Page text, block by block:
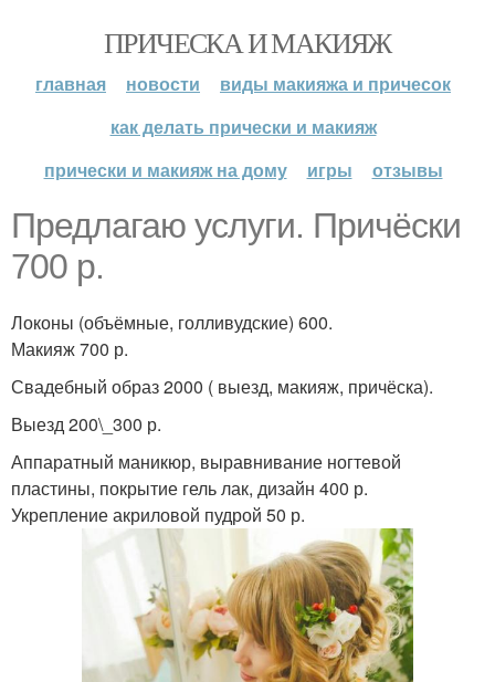
ПРИЧЕСКА И МАКИЯЖ
главная новости
виды макияжа и причесок
как делать прически и макияж
прически и макияж на дому
игры отзывы
Предлагаю услуги. Причёски
700 р.
Локоны (объёмные, голливудские) 600.
Макияж 700 р.
Свадебный образ 2000 ( выезд, макияж, причёска).
Выезд 200\_300 р.
Аппаратный маникюр, выравнивание ногтевой
пластины, покрытие гель лак, дизайн 400 р.
Укрепление акриловой пудрой 50 р.